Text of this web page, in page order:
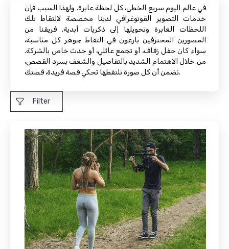
في عالم اليوم سريع الخطى، كل لحظة عابرة. ولهذا السبب فإن
خدمات التصوير الفوتوغرافي لدينا مخصصة لالتقاط تلك
اللحظات العابرة وتحويلها إلى ذكريات أبدية. فريقنا من
المصورين المحترفين بارعون في التقاط جوهر كل مناسبة،
سواء كان حفل زفاف، أو تجمع عائلي، أو حدث خاص بالشركة.
من خلال الاهتمام الشديد بالتفاصيل والشغف بسرد القصص،
نضمن أن كل صورة نلتقطها تحكي قصة فريدة، قصتك.
Filter